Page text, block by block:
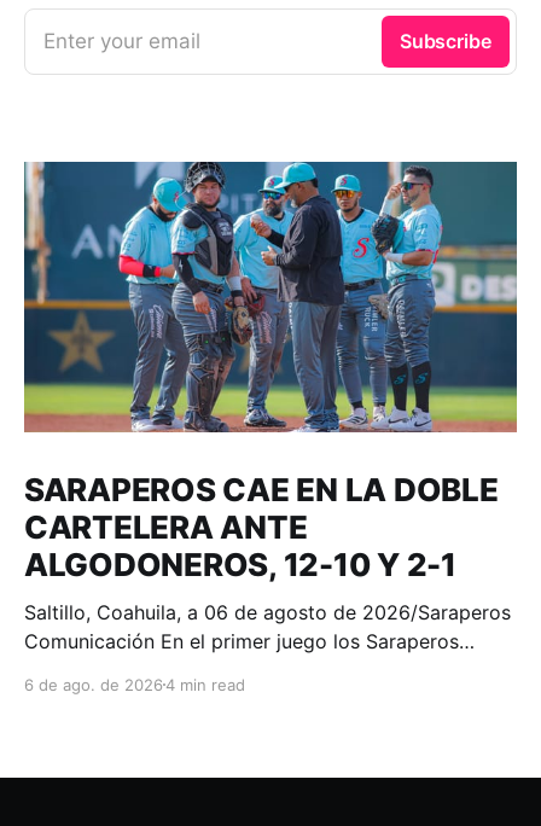
Enter your email Subscribe
SARAPEROS CAE EN LA DOBLE
CARTELERA ANTE
ALGODONEROS, 12-10 Y 2-1
Saltillo, Coahuila, a 06 de agosto de 2026/Saraperos
Comunicación En el primer juego los Saraperos
Colás y Christian Villanueva conectaron sencillos
del primer episodio con
6 de ago. de 20264 min read